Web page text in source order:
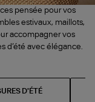
pensée pour vos
estivaux, maillots,
accompagner vos
d’été avec élégance.
D'ÉTÉ